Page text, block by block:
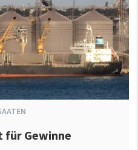
für Gewinne